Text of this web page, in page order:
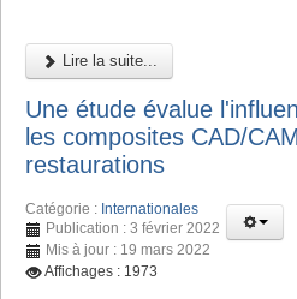
Lire la suite...
Une étude évalue
les composites CAD/
restaurations
Catégorie : Internationales
Publication : 3 février 2022
Mis à jour : 19 mars 2022
Affichages : 1973